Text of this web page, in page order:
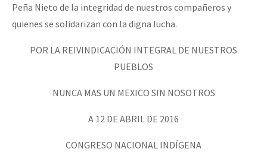
Peña Nieto de la integridad de nuestros compañeros y
quienes se solidarizan con la digna lucha.
POR LA REIVINDICACIÓN INTEGRAL DE NUESTROS
PUEBLOS
NUNCA MAS UN MEXICO SIN NOSOTROS
A 12 DE ABRIL DE 2016
CONGRESO NACIONAL INDÍGENA